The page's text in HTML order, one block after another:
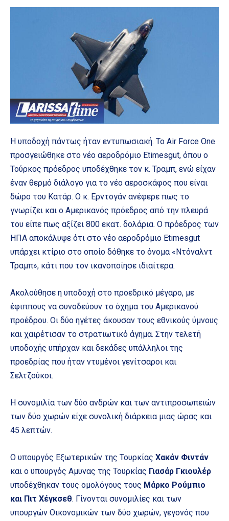
Η υποδοχή πάντως ήταν εντυπωσιακή. Το Air Force Οne
προσγειώθηκε στο νέο αεροδρόμιο Etimesgut, όπου ο
Τούρκος πρόεδρος υποδέχθηκε τον κ. Τραμπ, ενώ είχαν
έναν θερμό διάλογο για το νέο αεροσκάφος που είναι
δώρο του Κατάρ. Ο κ. Ερντογάν ανέφερε πως το
γνωρίζει και ο Αμερικανός πρόεδρος από την πλευρά
του είπε πως αξίζει 800 εκατ. δολάρια. Ο πρόεδρος των
ΗΠΑ αποκάλυψε ότι στο νέο αεροδρόμιο Etimesgut
υπάρχει κτίριο στο οποίο δόθηκε το όνομα «Ντόναλντ
Τραμπ», κάτι που τον ικανοποίησε ιδιαίτερα.
Ακολούθησε η υποδοχή στο προεδρικό μέγαρο, με
έφιππους να συνοδεύουν το όχημα του Αμερικανού
προέδρου. Οι δύο ηγέτες άκουσαν τους εθνικούς ύμνους
και χαιρέτισαν το στρατιωτικό άγημα. Στην τελετή
υποδοχής υπήρχαν και δεκάδες υπάλληλοι της
προεδρίας που ήταν ντυμένοι γενίτσαροι και
Σελτζούκοι.
Η συνομιλία των δύο ανδρών και των αντιπροσωπειών
των δύο χωρών είχε συνολική διάρκεια μιας ώρας και
45 λεπτών.
O υπουργός Εξωτερικών της Τουρκίας Χακάν Φιντάν
και ο υπουργός Αμυνας της Τουρκίας Γιασάρ Γκιουλέρ
υποδέχθηκαν τους ομολόγους τους Μάρκο Ρούμπιο
και Πιτ Χέγκσεθ. Γίνονται συνομιλίες και των
υπουργών Oικονομικών των δύο χωρών, γεγονός που